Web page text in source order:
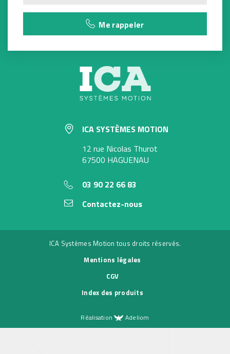
Me rappeler
ICA SYSTÈMES MOTION
12 rue Nicolas Thurot
67500 HAGUENAU
03 90 22 66 83
Contactez-nous
ICA Systèmes Motion tous droits réservés.
Mentions légales
CGV
Index des produits
Réalisation Adeliom